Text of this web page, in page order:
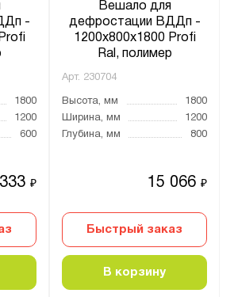
-
1800
1200
600
₽
Вешало для
дефростации ВДДп -
1200x800x1800 Profi
Ral, полимер
Арт. 230704
Высота, мм
1800
Ширина, мм
1200
Глубина, мм
800
15 066₽
Быстрый заказ
В корзину